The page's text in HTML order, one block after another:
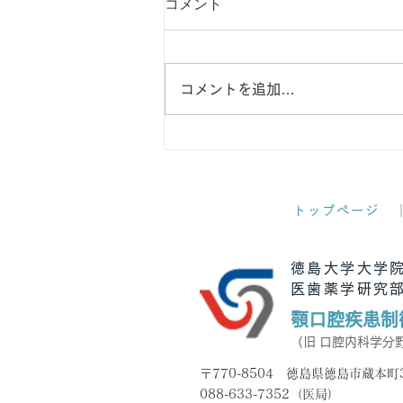
コメント
コメントを追加…
トップページ
徳島大学大学
医歯薬学研究
顎口腔疾患制
（旧 口腔内科学分
〒770-8504 徳島県徳島市蔵本
088-633-7352 （医局）